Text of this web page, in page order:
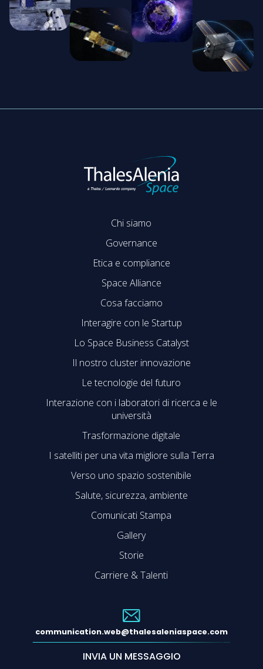
Chi siamo
Governance
Etica e compliance
Space Alliance
Cosa facciamo
Interagire con le Startup
Lo Space Business Catalyst
Il nostro cluster innovazione
Le tecnologie del futuro
Interazione con i laboratori di ricerca e le
università
Trasformazione digitale
I satelliti per una vita migliore sulla Terra
Verso uno spazio sostenibile
Salute, sicurezza, ambiente
Comunicati Stampa
Gallery
Storie
Carriere & Talenti
communication.web@thalesaleniaspace.com
INVIA UN MESSAGGIO